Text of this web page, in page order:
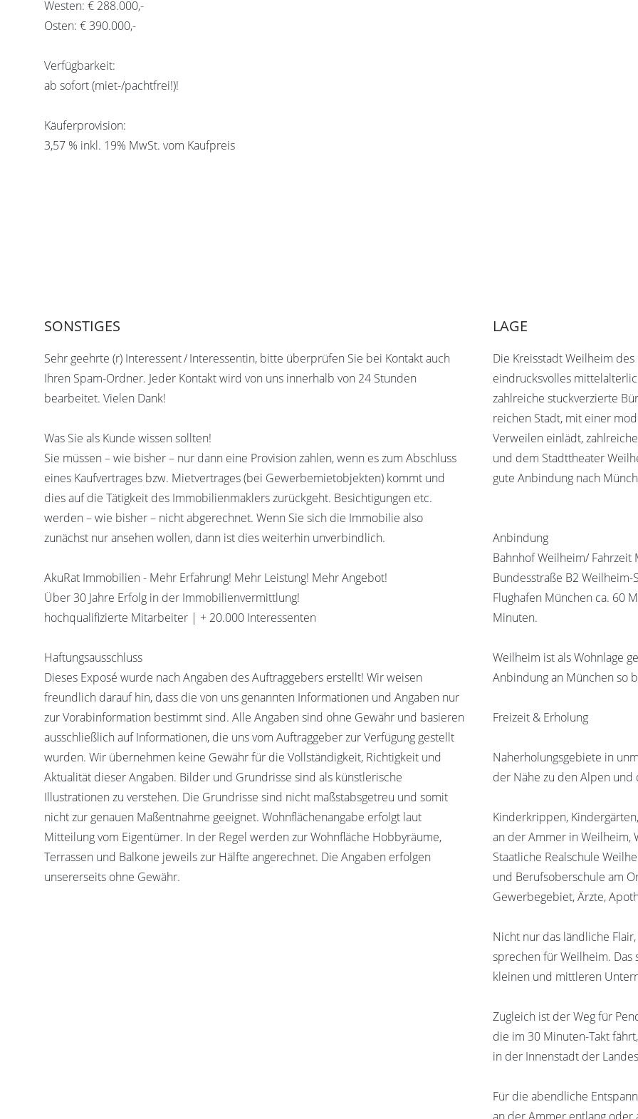
Westen: € 288.000,-
Osten: € 390.000,-
Verfügbarkeit:
ab sofort (miet-/pachtfrei!)!
Käuferprovision:
3,57 % inkl. 19% MwSt. vom Kaufpreis
SONSTIGES
Sehr geehrte (r) Interessent / Interessentin, bitte überprüfen Sie bei Kontakt auch
Ihren Spam-Ordner. Jeder Kontakt wird von uns innerhalb von 24 Stunden
bearbeitet. Vielen Dank!
Was Sie als Kunde wissen sollten!
Sie müssen – wie bisher – nur dann eine Provision zahlen, wenn es zum Abschluss
eines Kaufvertrages bzw. Mietvertrages (bei Gewerbemietobjekten) kommt und
dies auf die Tätigkeit des Immobilienmaklers zurückgeht. Besichtigungen etc.
werden – wie bisher – nicht abgerechnet. Wenn Sie sich die Immobilie also
zunächst nur ansehen wollen, dann ist dies weiterhin unverbindlich.
AkuRat Immobilien - Mehr Erfahrung! Mehr Leistung! Mehr Angebot!
Über 30 Jahre Erfolg in der Immobilienvermittlung!
hochqualifizierte Mitarbeiter | + 20.000 Interessenten
Haftungsausschluss
Dieses Exposé wurde nach Angaben des Auftraggebers erstellt! Wir weisen
freundlich darauf hin, dass die von uns genannten Informationen und Angaben nur
zur Vorabinformation bestimmt sind. Alle Angaben sind ohne Gewähr und basieren
ausschließlich auf Informationen, die uns vom Auftraggeber zur Verfügung gestellt
wurden. Wir übernehmen keine Gewähr für die Vollständigkeit, Richtigkeit und
Aktualität dieser Angaben. Bilder und Grundrisse sind als künstlerische
Illustrationen zu verstehen. Die Grundrisse sind nicht maßstabsgetreu und somit
nicht zur genauen Maßentnahme geeignet. Wohnflächenangabe erfolgt laut
Mitteilung vom Eigentümer. In der Regel werden zur Wohnfläche Hobbyräume,
Terrassen und Balkone jeweils zur Hälfte angerechnet. Die Angaben erfolgen
unsererseits ohne Gewähr.
LAGE
Die Kreisstadt Weilheim
eindrucksvolles
zahlreiche stuckverzierte
reichen Stadt, mit einer
Verweilen einlädt,
und dem Stadttheater
gute Anbindung nach
Anbindung
Bahnhof Weilheim/
Bundesstraße B2
Flughafen München ca. 60
Minuten.
Weilheim ist als Wohnlage
Anbindung an München so
Freizeit & Erholung
Naherholungsgebiete in
der Nähe zu den Alpen
Kinderkrippen,
an der Ammer in Weilheim,
Staatliche Realschule
und Berufsoberschule am
Gewerbegebiet, Ärzte,
Nicht nur das ländliche
sprechen für Weilheim.
kleinen und mittleren
Zugleich ist der Weg für
die im 30 Minuten-Takt
in der Innenstadt der
Für die abendliche